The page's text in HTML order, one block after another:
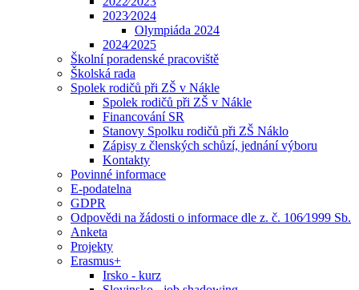
2023⁄2024
Olympiáda 2024
2024⁄2025
Školní poradenské pracoviště
Školská rada
Spolek rodičů při ZŠ v Nákle
Spolek rodičů při ZŠ v Nákle
Financování SR
Stanovy Spolku rodičů při ZŠ Náklo
Zápisy z členských schůzí, jednání výboru
Kontakty
Povinné informace
E-podatelna
GDPR
Odpovědi na žádosti o informace dle z. č. 106⁄1999 Sb.
Anketa
Projekty
Erasmus+
Irsko - kurz